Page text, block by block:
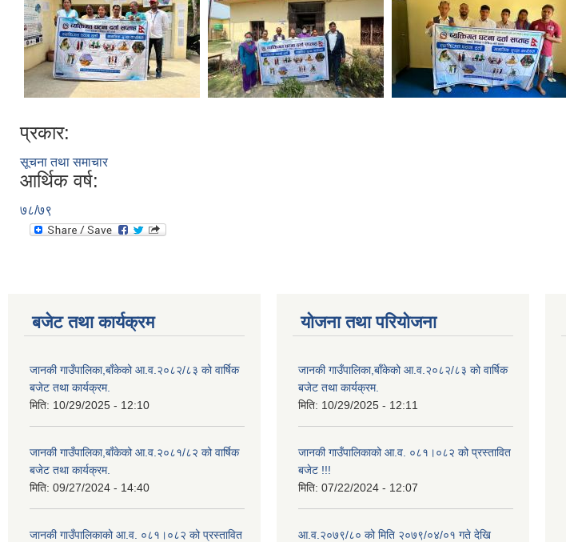
प्रकार:
सूचना तथा समाचार
आर्थिक वर्ष:
७८/७९
बजेट तथा कार्यक्रम
जानकी गाउँपालिका,बाँकेको आ.व.२०८२/८३ को वार्षिक
बजेट तथा कार्यक्रम.
मिति: 10/29/2025 - 12:10
जानकी गाउँपालिका,बाँकेको आ.व.२०८१/८२ को वार्षिक
बजेट तथा कार्यक्रम.
मिति: 09/27/2024 - 14:40
जानकी गाउँपालिकाको आ.व. ०८१।०८२ को प्रस्तावित
योजना तथा परियोजना
जानकी गाउँपालिका,बाँकेको आ.व.२०८२/८३ को वार्षिक
बजेट तथा कार्यक्रम.
मिति: 10/29/2025 - 12:11
जानकी गाउँपालिकाको आ.व. ०८१।०८२ को प्रस्तावित
बजेट !!!
मिति: 07/22/2024 - 12:07
आ.व.२०७९/८० को मिति २०७९/०४/०१ गते देखि